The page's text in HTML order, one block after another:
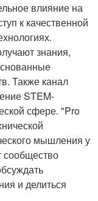
влияние на
к качественной
знания,
Также канал
STEM-
сфере. "Pro
мышления у
сообщество
и делиться